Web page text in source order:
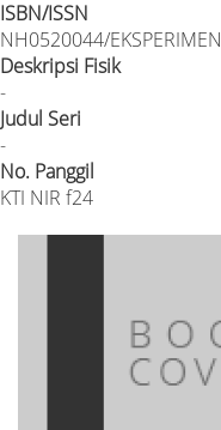
ISBN/ISSN
NH0520044/EKSPERIMEN
Deskripsi Fisik
-
Judul Seri
-
No. Panggil
KTI NIR f24